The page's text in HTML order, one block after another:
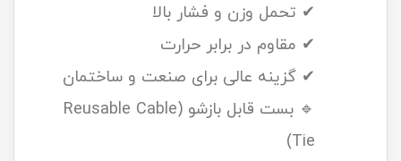
✔ تحمل وزن و فشار بالا
✔ مقاوم در برابر حرارت
✔ گزینه عالی برای صنعت و ساختمان
🔹 بست قابل بازشو (Reusable Cable
Tie)